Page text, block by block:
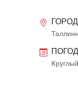
ГОРОД